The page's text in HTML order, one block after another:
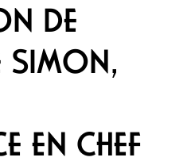
DE
SIMON,
EN CHEF